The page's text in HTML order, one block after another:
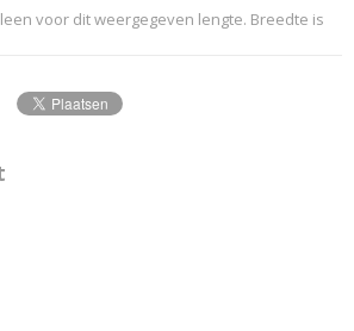
voor dit weergegeven lengte. Breedte is